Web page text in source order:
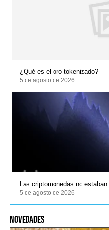
¿Qué es el oro tokenizado?
5 de agosto de 2026
Las criptomonedas no
5 de agosto de 2026
novedades